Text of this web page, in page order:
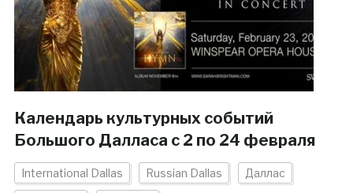
Календарь культурных событий
Большого Далласа с 2 по 24 февраля
International Dallas Russian Dallas Даллас